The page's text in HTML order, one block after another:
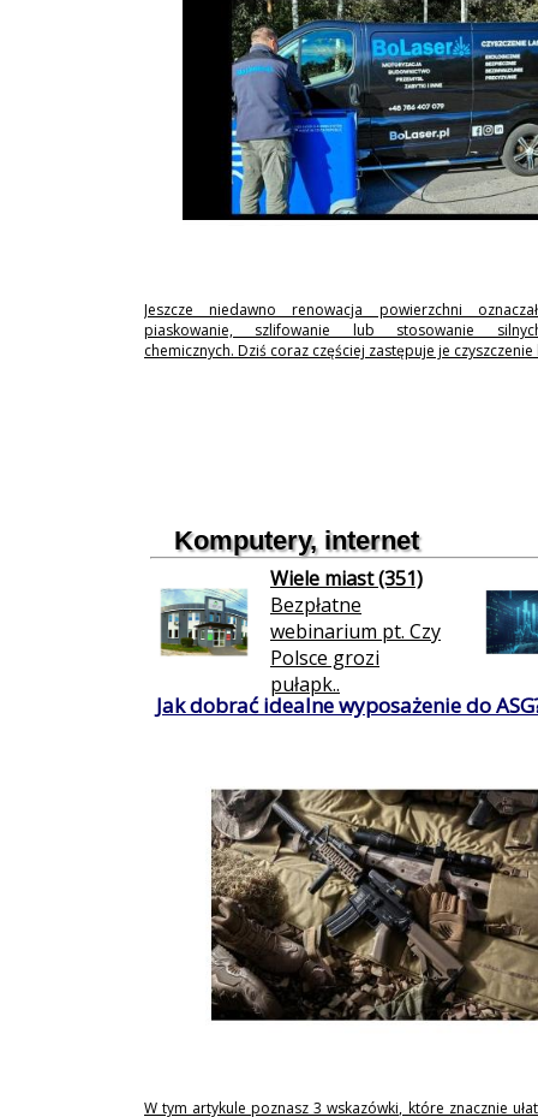
Jeszcze niedawno renowacja powierzchni
piaskowanie, szlifowanie lub stosowanie
chemicznych. Dziś coraz częściej zastępuje je
Komputery, internet
Wiele miast (351)
Bezpłatne
webinarium pt. Czy
Polsce grozi
pułapk..
Jak dobrać idealne wyposażenie do
W tym artykule poznasz 3 wskazówki, które znacznie